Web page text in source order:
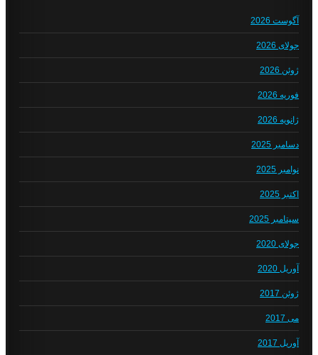
آگوست 2026
جولای 2026
ژوئن 2026
فوریه 2026
ژانویه 2026
دسامبر 2025
نوامبر 2025
اکتبر 2025
سپتامبر 2025
جولای 2020
آوریل 2020
ژوئن 2017
می 2017
آوریل 2017